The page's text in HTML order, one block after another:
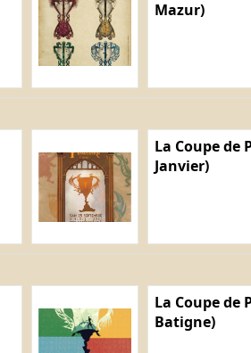
Mazur)
La Coupe de
Janvier)
La Coupe de
Batigne)